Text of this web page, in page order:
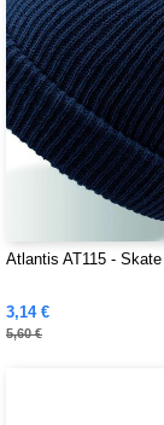
Atlantis AT115 - Skate
3,14 €
5,60 €